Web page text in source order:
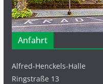
Anfahrt
Alfred-Henckels-Halle
Ringstraße 13